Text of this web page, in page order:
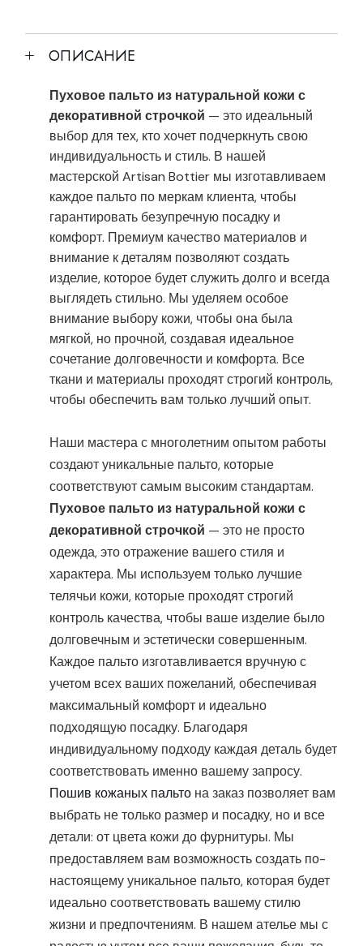
ОПИСАНИЕ
Пуховое пальто из натуральной кожи с
декоративной строчкой — это идеальный
выбор для тех, кто хочет подчеркнуть свою
индивидуальность и стиль. В нашей
мастерской Artisan Bottier мы изготавливаем
каждое пальто по меркам клиента, чтобы
гарантировать безупречную посадку и
комфорт. Премиум качество материалов и
внимание к деталям позволяют создать
изделие, которое будет служить долго и всегда
выглядеть стильно. Мы уделяем особое
внимание выбору кожи, чтобы она была
мягкой, но прочной, создавая идеальное
сочетание долговечности и комфорта. Все
ткани и материалы проходят строгий контроль,
чтобы обеспечить вам только лучший опыт.
Наши мастера с многолетним опытом работы
создают уникальные пальто, которые
соответствуют самым высоким стандартам.
Пуховое пальто из натуральной кожи с
декоративной строчкой — это не просто
одежда, это отражение вашего стиля и
характера. Мы используем только лучшие
телячьи кожи, которые проходят строгий
контроль качества, чтобы ваше изделие было
долговечным и эстетически совершенным.
Каждое пальто изготавливается вручную с
учетом всех ваших пожеланий, обеспечивая
максимальный комфорт и идеально
подходящую посадку. Благодаря
индивидуальному подходу каждая деталь будет
соответствовать именно вашему запросу.
Пошив кожаных пальто на заказ позволяет вам
выбрать не только размер и посадку, но и все
детали: от цвета кожи до фурнитуры. Мы
предоставляем вам возможность создать по-
настоящему уникальное пальто, которая будет
идеально соответствовать вашему стилю
жизни и предпочтениям. В нашем ателье мы с